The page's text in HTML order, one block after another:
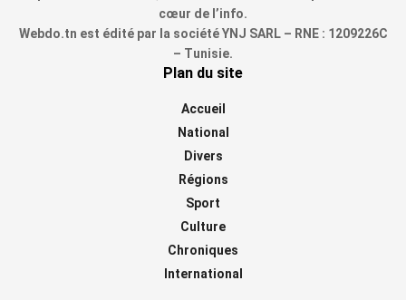
cœur de l’info.
Webdo.tn est édité par la société YNJ SARL – RNE : 1209226C
– Tunisie.
Plan du site
Accueil
National
Divers
Régions
Sport
Culture
Chroniques
International